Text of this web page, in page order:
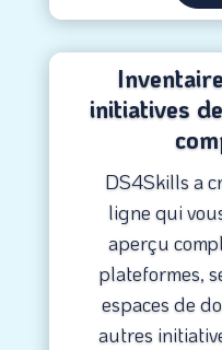
initiatives
DS4Skills a
ligne qui
aperçu
plateformes,
espaces de
autres